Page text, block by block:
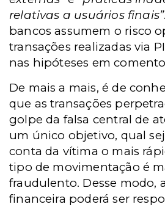
relativas a usuários finais”
bancos assumem o risco
transações realizadas via
nas hipóteses em
De mais a mais, é de
que as transações
golpe da falsa central de
um único objetivo, qual
conta da vítima o mais
tipo de movimentação é
fraudulento. Desse modo,
financeira poderá ser